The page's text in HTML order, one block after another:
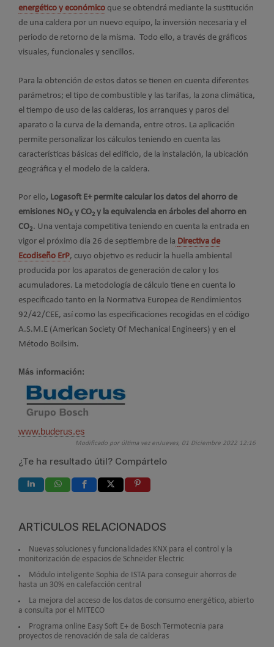
energético y económico que se obtendrá mediante la sustitución
de una caldera por un nuevo equipo, la inversión necesaria y el
periodo de retorno de la misma. Todo ello, a través de gráficos
visuales, funcionales y sencillos.
Para la obtención de estos datos se tienen en cuenta diferentes
parámetros; el tipo de combustible y las tarifas, la zona climática,
el tiempo de uso de las calderas, los arranques y paros del
aparato o la curva de la demanda, entre otros. La aplicación
permite personalizar los cálculos teniendo en cuenta las
características básicas del edificio, de la instalación, la ubicación
geográfica y el modelo de la caldera.
Por ello, Logasoft E+ permite calcular los datos del ahorro de
emisiones NOX y CO2y la equivalencia en árboles del ahorro en
CO2. Una ventaja competitiva teniendo en cuenta la entrada en
vigor el próximo día 26 de septiembre de la Directiva de
Ecodiseño ErP, cuyo objetivo es reducir la huella ambiental
producida por los aparatos de generación de calor y los
acumuladores. La metodología de cálculo tiene en cuenta lo
especificado tanto en la Normativa Europea de Rendimientos
92/42/CEE, así como las especificaciones recogidas en el código
A.S.M.E (American Society Of Mechanical Engineers) y en el
Método Boilsim.
Más información:
www.buderus.es
Modificado por última vez enJueves, 01 Diciembre 2022 12:16
¿Te ha resultado útil? Compártelo
ARTÍCULOS RELACIONADOS
Nuevas soluciones y funcionalidades KNX para el control y la
monitorización de espacios de Schneider Electric
Módulo inteligente Sophia de ISTA para conseguir ahorros de
hasta un 30% en calefacción central
La mejora del acceso de los datos de consumo energético, abierto
a consulta por el MITECO
Programa online Easy Soft E+ de Bosch Termotecnia para
proyectos de renovación de sala de calderas